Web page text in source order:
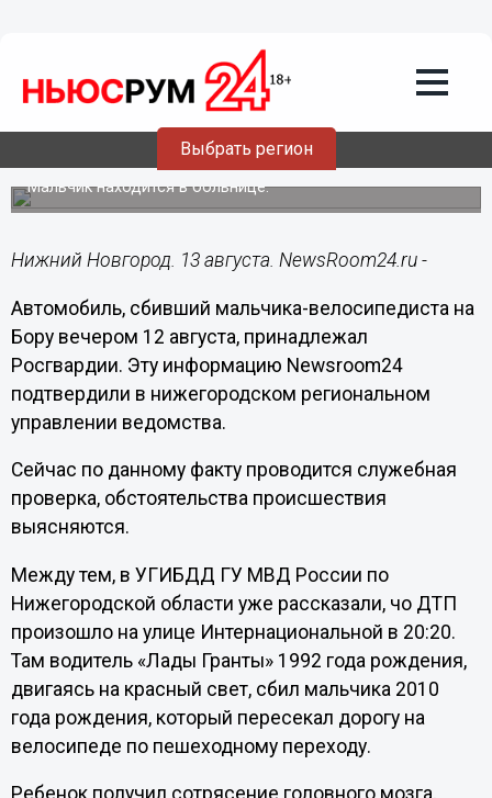
Выбрать регион
13.08.202114:39
Автомобиль «Росгвардии» сбил 11-
летнего велосипедиста на Бору
Мальчик находится в больнице.
Нижний Новгород. 13 августа. NewsRoom24.ru -
Автомобиль, сбивший мальчика-велосипедиста на
Бору вечером 12 августа, принадлежал
Росгвардии. Эту информацию Newsroom24
подтвердили в нижегородском региональном
управлении ведомства.
Сейчас по данному факту проводится служебная
проверка, обстоятельства происшествия
выясняются.
Между тем, в УГИБДД ГУ МВД России по
Нижегородской области уже рассказали, чо ДТП
произошло на улице Интернациональной в 20:20.
Там водитель «Лады Гранты» 1992 года рождения,
двигаясь на красный свет, сбил мальчика 2010
года рождения, который пересекал дорогу на
велосипеде по пешеходному переходу.